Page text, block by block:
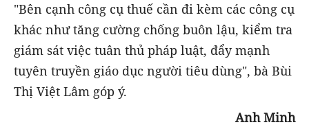
"Bên cạnh công cụ thuế cần đi kèm các công cụ
khác như tăng cường chống buôn lậu, kiểm tra
giám sát việc tuân thủ pháp luật, đẩy mạnh
tuyên truyền giáo dục người tiêu dùng", bà Bùi
Thị Việt Lâm góp ý.
Anh Minh